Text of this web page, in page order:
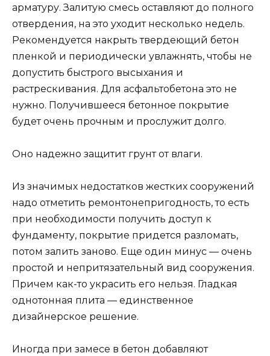
арматуру. Залитую смесь оставляют до полного
отвердения, на это уходит несколько недель.
Рекомендуется накрыть твердеющий бетон
пленкой и периодически увлажнять, чтобы не
допустить быстрого высыхания и
растрескивания. Для асфальтобетона это не
нужно. Получившееся бетонное покрытие
будет очень прочным и прослужит долго.
Оно надежно защитит грунт от влаги.
Из значимых недостатков жестких сооружений
надо отметить ремонтонепригодность, то есть
при необходимости получить доступ к
фундаменту, покрытие придется разломать,
потом залить заново. Еще один минус — очень
простой и непритязательный вид сооружения.
Причем как-то украсить его нельзя. Гладкая
однотонная плита — единственное
дизайнерское решение.
Иногда при замесе в бетон добавляют